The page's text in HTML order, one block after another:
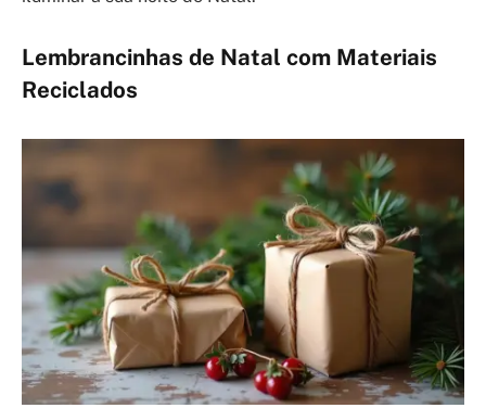
Lembrancinhas de Natal com Materiais
Reciclados